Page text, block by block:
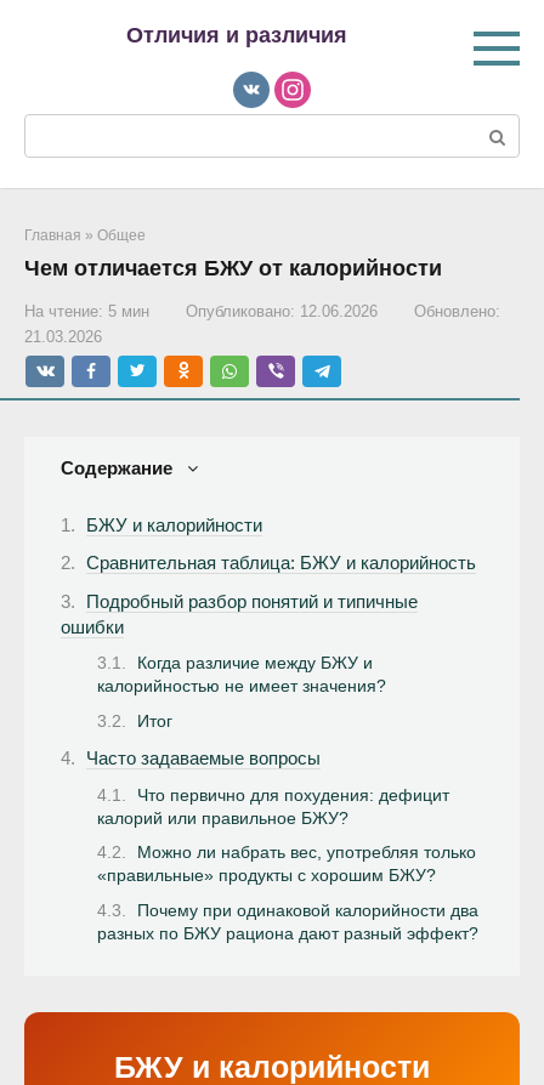
Отличия и различия
Главная » Общее
Чем отличается БЖУ от калорийности
На чтение: 5 мин Опубликовано: 12.06.2026
Обновлено:
21.03.2026
Содержание
БЖУ и калорийности
Сравнительная таблица: БЖУ и калорийность
Подробный разбор понятий и типичные
ошибки
Когда различие между БЖУ и
калорийностью не имеет значения?
Итог
Часто задаваемые вопросы
Что первично для похудения: дефицит
калорий или правильное БЖУ?
Можно ли набрать вес, употребляя только
«правильные» продукты с хорошим БЖУ?
Почему при одинаковой калорийности два
разных по БЖУ рациона дают разный эффект?
БЖУ и калорийности